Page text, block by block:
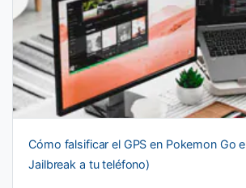
Cómo falsificar el GPS en Pokemon Go
Jailbreak a tu teléfono)